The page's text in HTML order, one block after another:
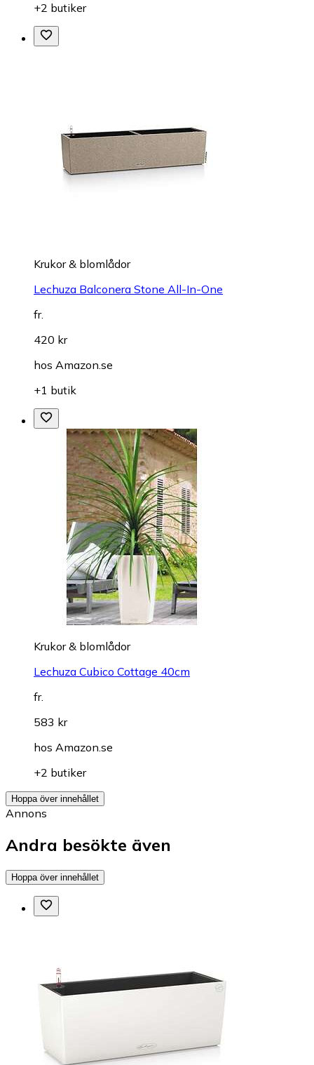
+2 butiker
Krukor & blomlådor
Lechuza Balconera Stone All-In-One
fr.
420 kr
hos Amazon.se
+1 butik
Krukor & blomlådor
Lechuza Cubico Cottage 40cm
fr.
583 kr
hos Amazon.se
+2 butiker
Hoppa över innehållet
Annons
Andra besökte även
Hoppa över innehållet